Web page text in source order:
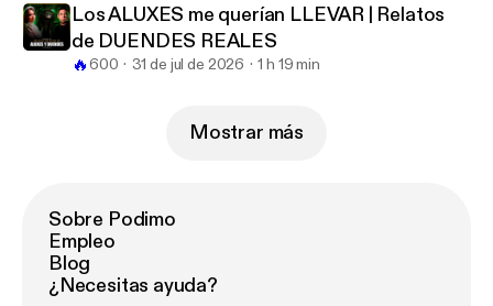
Los ALUXES me querían LLEVAR | Relatos
de DUENDES REALES
🔥600 31 de jul de 2026 1 h 19 min
Mostrar más
Sobre Podimo
Empleo
Blog
¿Necesitas ayuda?